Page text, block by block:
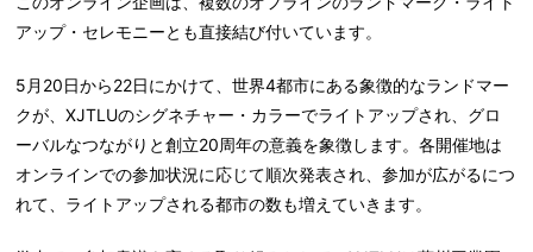
アップ・セレモニーとも直接結び付いています。
5 月 20日から22日にかけて、世界4都市にある象徴的なランドマー
クが、XJTLUのシグネチャー・カラーでライトアップされ、グロ
ーバルなつながりと創立20周年の意義を象徴します。各開催地は
オンラインでの参加状況に応じて順次発表され、参加が広がるにつ
れて、ライトアップされる都市の数も増えていきます。